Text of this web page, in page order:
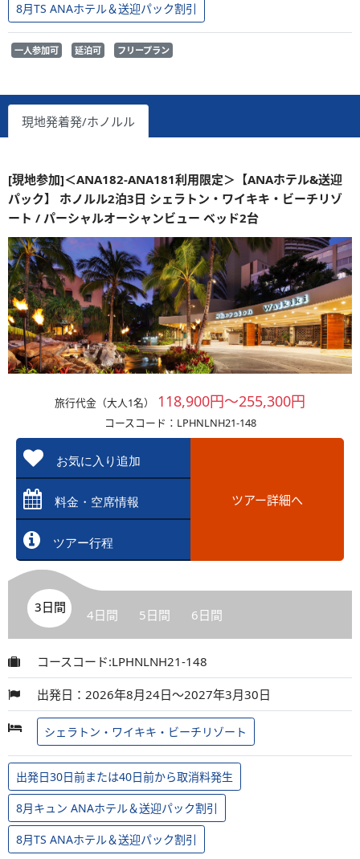
8月TS ANAホテル＆送迎パック割引
一人参加可 延泊可 フリープラン
現地発着発/ホノルル
[現地参加]＜ANA182-ANA181利用限定＞【ANAホテル&送迎
パック】 ホノルル2泊3日 シェラトン・ワイキキ・ビーチリゾ
ート / パーシャルオーシャンビュー ベッド2台
旅行代金（大人1名） 118,900円～255,300円
コースコード：LPHNLNH21-148
お気に入り追加
料金・空席情報
ツアー行程
ツアー詳細へ
3日間 4日間 5日間 6日間
コースコード:LPHNLNH21-148
出発日：2026年8月24日～2027年3月30日
シェラトン・ワイキキ・ビーチリゾート
出発日30日前または40日前から取消料発生
8月キュン ANAホテル＆送迎パック割引
8月TS ANAホテル＆送迎パック割引